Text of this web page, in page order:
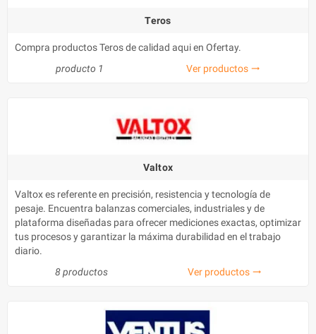
Teros
Compra productos Teros de calidad aqui en Ofertay.
producto 1
Ver productos trending_flat
Valtox
Valtox es referente en precisión, resistencia y tecnología de
pesaje. Encuentra balanzas comerciales, industriales y de
plataforma diseñadas para ofrecer mediciones exactas, optimizar
tus procesos y garantizar la máxima durabilidad en el trabajo
diario.
8 productos
Ver productos trending_flat